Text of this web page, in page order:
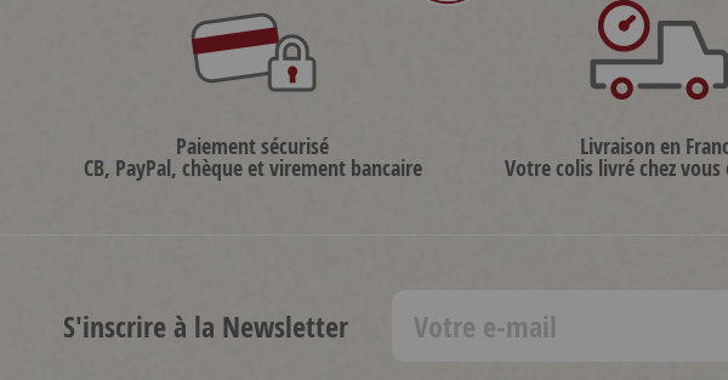
Paiement sécurisé
CB, PayPal, chèque et virement bancaire
Livraison en
Votre colis livré chez vous
S'inscrire à la Newsletter